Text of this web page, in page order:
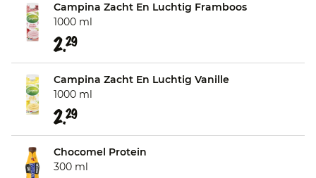
Campina Zacht En Luchtig Framboos
1000 ml
2.29
Campina Zacht En Luchtig Vanille
1000 ml
2.29
Chocomel Protein
300 ml